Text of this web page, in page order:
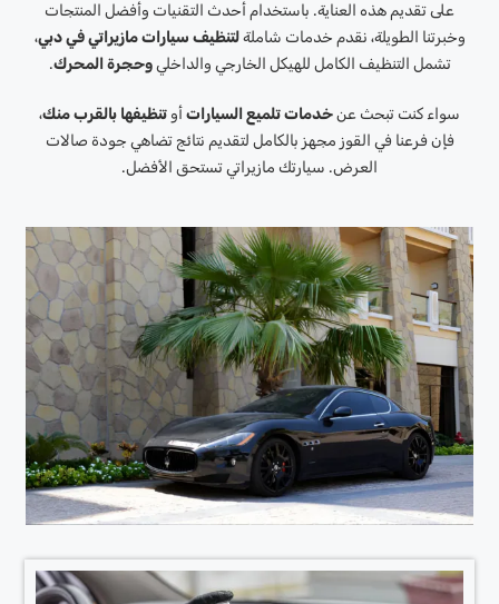
على تقديم هذه العناية. باستخدام أحدث التقنيات وأفضل المنتجات
وخبرتنا الطويلة، نقدم خدمات شاملةلتنظيف سيارات مازيراتي في دبي،
تشمل التنظيف الكامل للهيكل الخارجي والداخلي وحجرة المحرك.
سواء كنت تبحث عنخدمات تلميع السيارات أو تنظيفها بالقرب منك،
فإن فرعنا في القوز مجهز بالكامل لتقديم نتائج تضاهي جودة صالات
العرض. سيارتك مازيراتي تستحق الأفضل.